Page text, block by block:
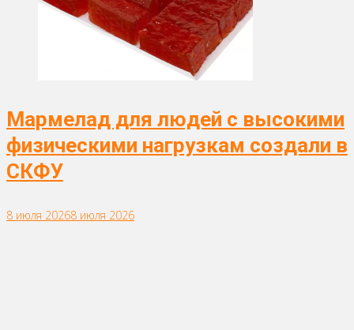
Мармелад для людей с высокими
физическими нагрузкам создали в
СКФУ
8 июля 20268 июля 2026